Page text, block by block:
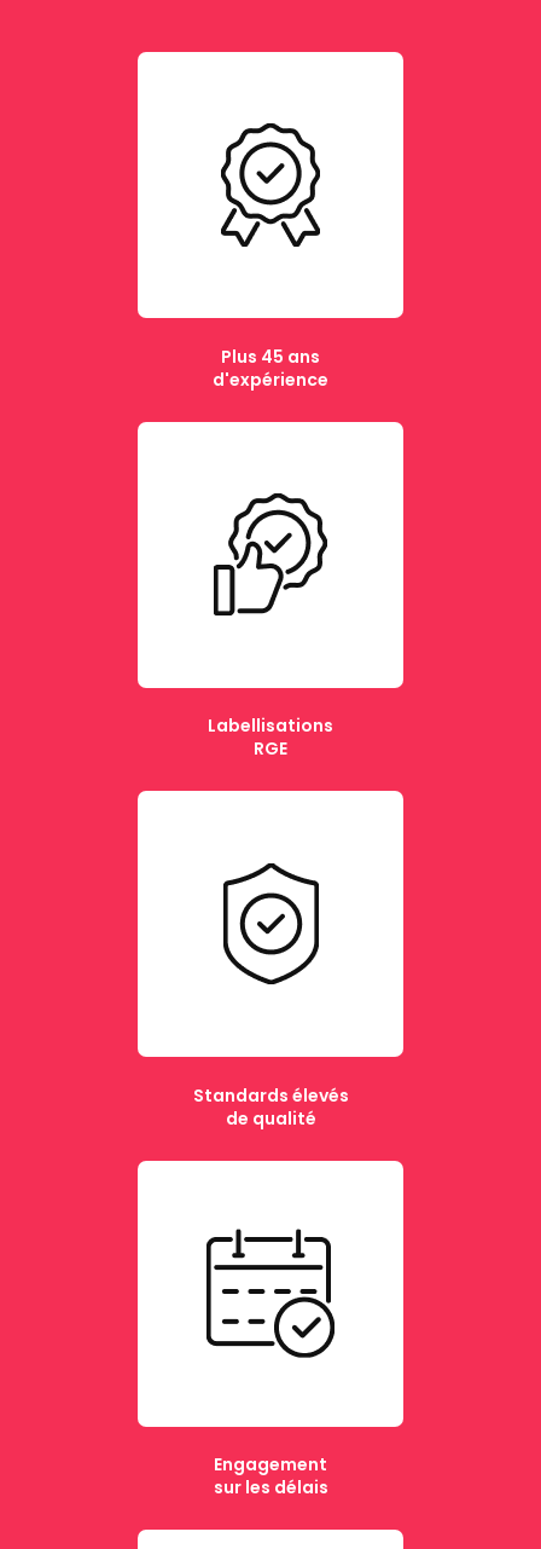
Plus 45 ans
d'expérience
Labellisations
RGE
Standards élevés
de qualité
Engagement
sur les délais